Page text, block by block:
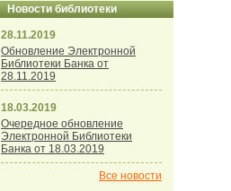
Новости библиотеки
28.11.2019
Обновление Электронной
Библиотеки Банка от
28.11.2019
18.03.2019
Очередное обновление
Электронной Библиотеки
Банка от 18.03.2019
Все новости